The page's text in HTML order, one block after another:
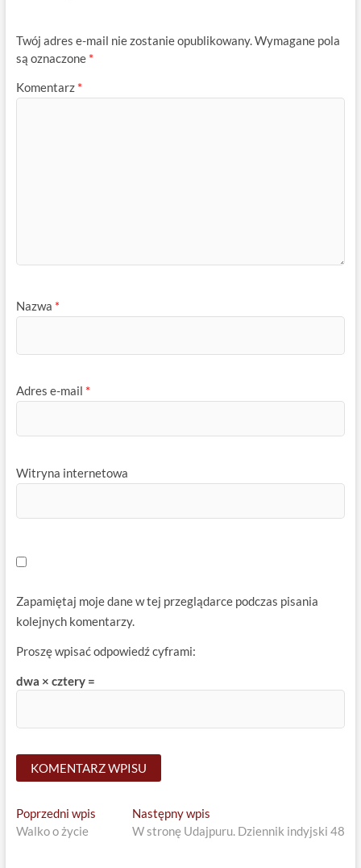
Twój adres e-mail nie zostanie opublikowany.Wymagane pola
są oznaczone *
Komentarz *
Nazwa *
Adres e-mail *
Witryna internetowa
Zapamiętaj moje dane w tej przeglądarce podczas pisania
kolejnych komentarzy.
Proszę wpisać odpowiedź cyframi:
dwa × cztery =
Nawigacja
wpisu
Poprzedni wpisPrevious
Walko o życie
Następny wpis
post:
W stronę Udajpuru. Dziennik indyjski 48